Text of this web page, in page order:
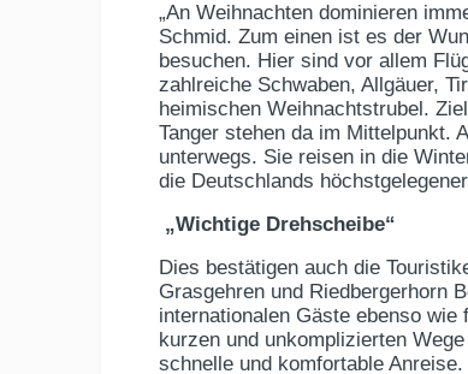
„An Weihnachten dominieren
Schmid. Zum einen ist es der
besuchen. Hier sind vor allem
zahlreiche Schwaben, Allgäuer,
heimischen Weihnachtstrubel.
Tanger stehen da im Mittelpunkt.
unterwegs. Sie reisen in die
die Deutschlands
„Wichtige Drehscheibe“
Dies bestätigen auch die
Grasgehren und Riedbergerhorn
internationalen Gäste ebenso wie
kurzen und unkomplizierten
schnelle und komfortable